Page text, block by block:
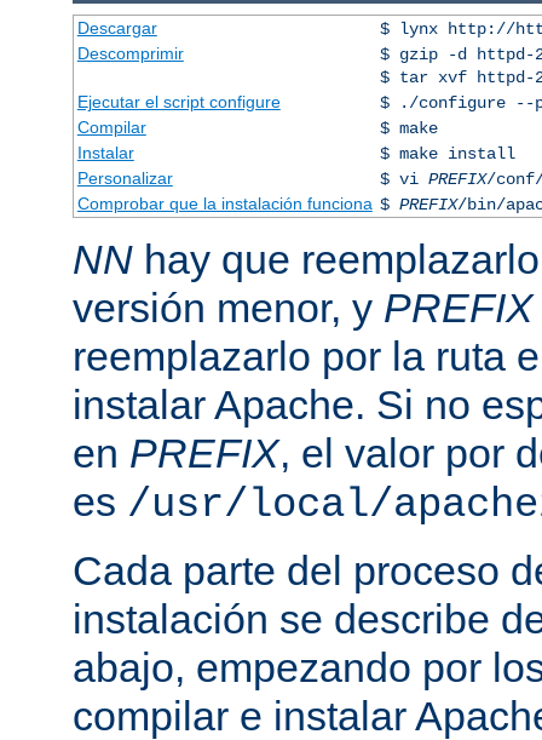
Descargar
$ lynx http://
Descomprimir
$ gzip -d httpd-
$ tar xvf httpd-
Ejecutar el script configure
$ ./configure --
Compilar
$ make
Instalar
$ make install
Personalizar
$ vi PREFIX/conf/
Comprobar que la instalación funciona $ PREFIX/bin/
NN hay que
versión menor, y PREFIX
reemplazarlo por la ruta
instalar Apache. Si no
en PREFIX, el valor por
es /usr/local/
Cada parte del proceso
instalación se describe
abajo, empezando por
compilar e instalar